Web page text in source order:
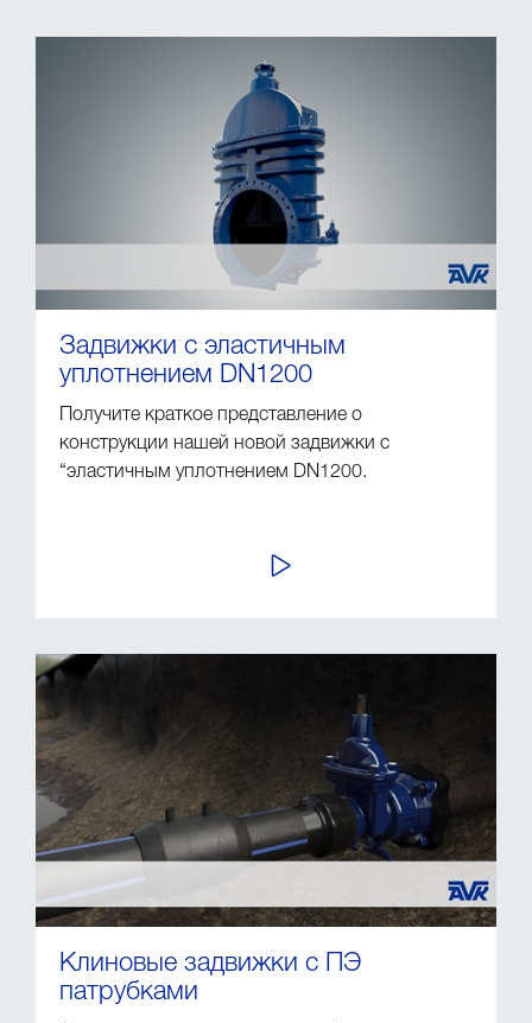
Задвижки с эластичным
уплотнением DN1200
Получите краткое представление о
конструкции нашей новой задвижки с
“эластичным уплотнением DN1200.
ПРОСМОТР
Клиновые задвижки с ПЭ
патрубками